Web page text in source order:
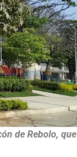
de Rebolo, que